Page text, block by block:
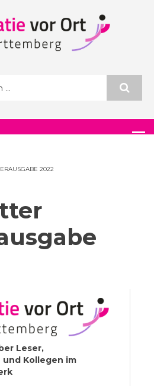
2022
Leser,
Kollegen im